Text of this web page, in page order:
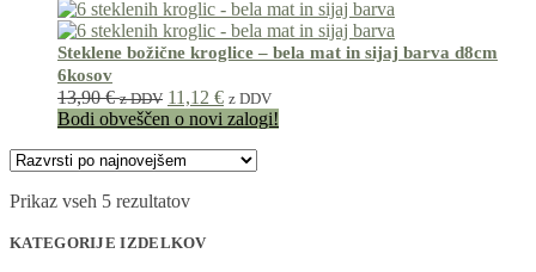
Steklene božične kroglice – bela mat in sijaj barva d8cm
6kosov
13,90€ z DDV 11,12 € z DDV
Bodi obveščen o novi zalogi!
Prikaz vseh 5 rezultatov
KATEGORIJE IZDELKOV